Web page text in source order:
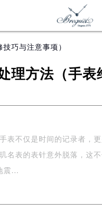
巧与注意事项）
理方法（手
表不仅是时间的记录者，
名表的表针意外脱落，这
震…